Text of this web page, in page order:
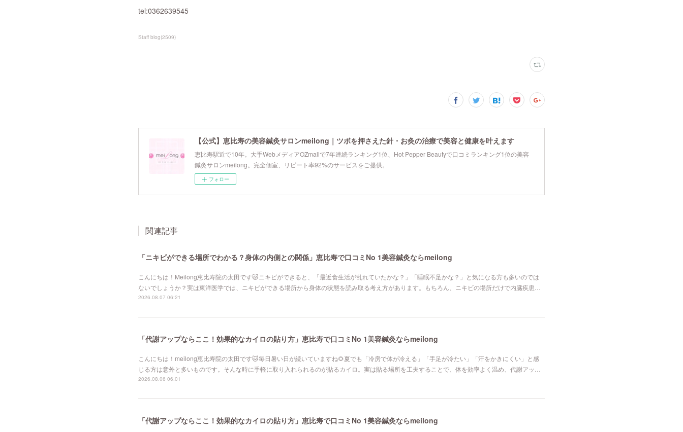
tel:0362639545
Staff blog(2509)
【公式】恵比寿の美容鍼灸サロンmeilong｜ツボを押さえた針・お灸の治療で美容と健康を叶えます
恵比寿駅近で10年。大手WebメディアOZmallで7年連続ランキング1位、Hot Pepper Beautyで口コミランキング1位の美容
鍼灸サロンmeilong。完全個室、リピート率92%のサービスをご提供。
フォロー
関連記事
「ニキビができる場所でわかる？身体の内側との関係」恵比寿で口コミNo 1美容鍼灸ならmeilong
こんにちは！Meilong恵比寿院の太田です🐱ニキビができると、「最近食生活が乱れていたかな？」「睡眠不足かな？」と気になる方も多いのでは
ないでしょうか？実は東洋医学では、ニキビができる場所から身体の状態を読み取る考え方があります。もちろん、ニキビの場所だけで内臓疾患…
2026.08.07 06:21
「代謝アップならここ！効果的なカイロの貼り方」恵比寿で口コミNo 1美容鍼灸ならmeilong
こんにちは！meilong恵比寿院の太田です🐱毎日暑い日が続いていますね🌻夏でも「冷房で体が冷える」「手足が冷たい」「汗をかきにくい」と感
じる方は意外と多いものです。そんな時に手軽に取り入れられるのが貼るカイロ。実は貼る場所を工夫することで、体を効率よく温め、代謝アッ…
2026.08.06 06:01
「代謝アップならここ！効果的なカイロの貼り方」恵比寿で口コミNo 1美容鍼灸ならmeilong